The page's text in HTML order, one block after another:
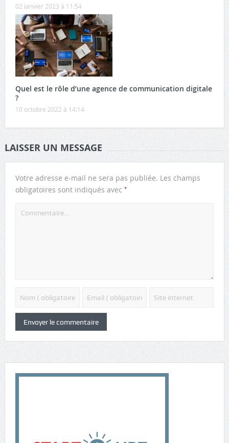
02 janvier 2023 à 11:54
Quel est le rôle d’une agence de communication digitale
?
10 octobre 2022 à 14:14
LAISSER UN MESSAGE
Votre adresse e-mail ne sera pas publiée. Les champs
obligatoires sont indiqués avec *